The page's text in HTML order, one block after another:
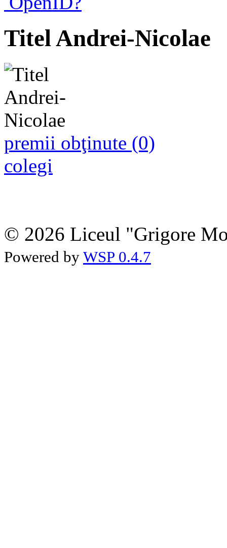
Titel Andrei-Nicolae
premii obţinute (0)
colegi
© 2026 Liceul "Grigore
Powered by WSP 0.4.7